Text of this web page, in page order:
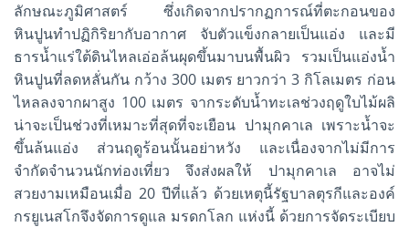
ลักษณะภูมิศาสตร์ ซึ่งเกิดจากปรากฏการณ์ที่ตะกอนของ
หินปูนทำปฏิกิริยากับอากาศ จับตัวแข็งกลายเป็นแอ่ง และมี
ธารน้ำแร่ใต้ดินไหลเอ่อล้นผุดขึ้นมาบนพื้นผิว รวมเป็นแอ่งน้ำ
หินปูนที่ลดหลั่นกัน กว้าง 300 เมตร ยาวกว่า 3 กิโลเมตร ก่อน
ไหลลงจากผาสูง 100 เมตร จากระดับน้ำทะเลช่วงฤดูใบไม้ผลิ
น่าจะเป็นช่วงที่เหมาะที่สุดที่จะเยือน ปามุกคาเล เพราะน้ำจะ
ขึ้นล้นแอ่ง ส่วนฤดูร้อนนั้นอย่าหวัง และเนื่องจากไม่มีการ
จำกัดจำนวนนักท่องเที่ยว จึงส่งผลให้ ปามุกคาเล อาจไม่
สวยงามเหมือนเมื่อ 20 ปีที่แล้ว ด้วยเหตุนี้รัฐบาลตุรกีและองค์
กรยูเนสโกจึงจัดการดูแล มรดกโลก แห่งนี้ ด้วยการจัดระเบียบ